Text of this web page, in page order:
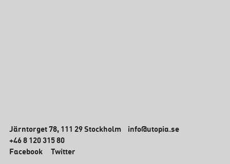
Järntorget 78, 111 29 Stockholm
info@utopia.se
+46 8 120 315 80
Facebook
Twitter